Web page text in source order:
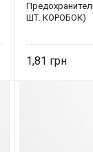
ШТ. КОРОБОК)
1,81